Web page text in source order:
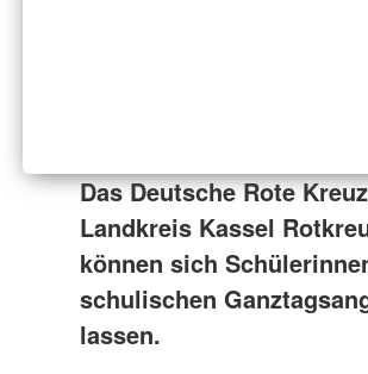
Das Deutsche Rote
Landkreis Kassel
können sich
schulischen
lassen.